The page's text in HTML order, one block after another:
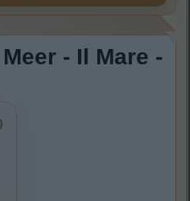
- Il Mare -